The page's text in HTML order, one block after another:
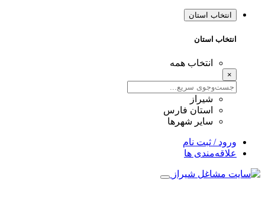
انتخاب استان
انتخاب استان
انتخاب همه
×
شیراز
استان فارس
سایر شهرها
ورود / ثبت نام
علاقه‌مندی ها